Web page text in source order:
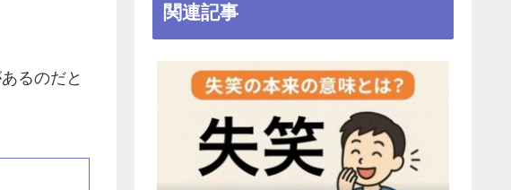
るのだと
関連記事